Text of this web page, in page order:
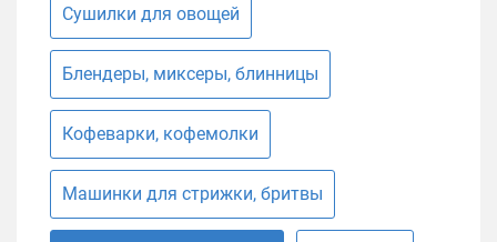
Сушилки для овощей
Блендеры, миксеры, блинницы
Кофеварки, кофемолки
Машинки для стрижки, бритвы